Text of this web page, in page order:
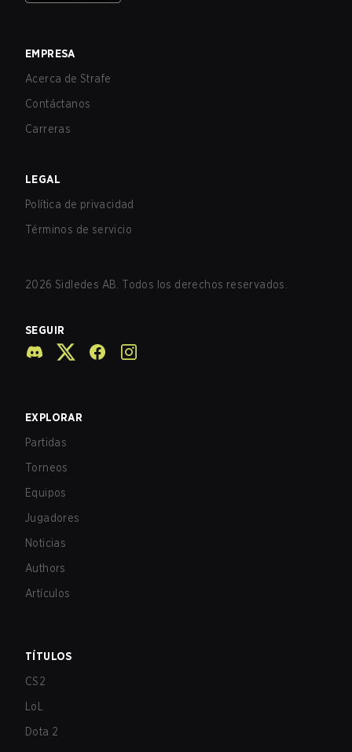
EMPRESA
Acerca de Strafe
Contáctanos
Carreras
LEGAL
Política de privacidad
Términos de servicio
2026 Sidledes AB. Todos los derechos reservados.
SEGUIR
EXPLORAR
Partidas
Torneos
Equipos
Jugadores
Noticias
Authors
Artículos
TÍTULOS
CS2
LoL
Dota 2